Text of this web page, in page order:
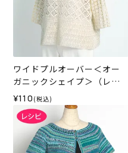
ワイドプルオーバー＜オー
ガニックシェイプ＞（レシ
ピ）
¥110 (税込)